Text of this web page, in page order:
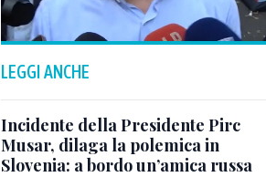
LEGGI ANCHE
Incidente della Presidente Pirc
Musar, dilaga la polemica in
Slovenia: a bordo un’amica russa